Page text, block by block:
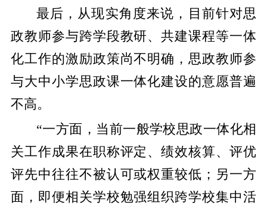
最后，从现实角度来说，目前针对思
政教师参与跨学段教研、共建课程等一体
化工作的激励政策尚不明确，思政教师参
与大中小学思政课一体化建设的意愿普遍
不高。
“一方面，当前一般学校思政一体化相
关工作成果在职称评定、绩效核算、评优
评先中往往不被认可或权重较低；另一方
面，即便相关学校勉强组织跨学校集中活